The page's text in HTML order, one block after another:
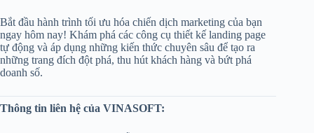
Bắt đầu hành trình tối ưu hóa chiến dịch marketing của bạn
ngay hôm nay! Khám phá các công cụ thiết kế landing page
tự động và áp dụng những kiến thức chuyên sâu để tạo ra
những trang đích đột phá, thu hút khách hàng và bứt phá
doanh số.
Thông tin liên hệ của VINASOFT: